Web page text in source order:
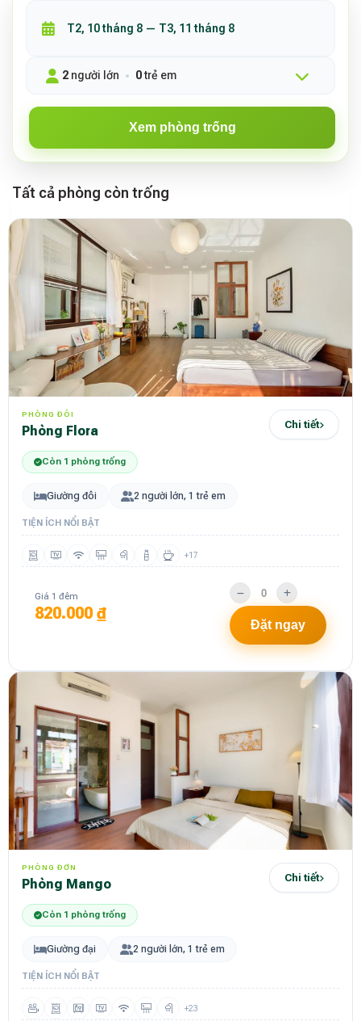
2 người lớn 0trẻ em
Xem phòng trống
Tất cả phòng còn trống
PHÒNG ĐÔI
Phòng Flora Chi tiết
Còn 1 phòng trống
Giường đôi 2 người lớn, 1 trẻ em
TIỆN ÍCH NỔI BẬT
+17
Giá 1 đêm
820.000 ₫
Đặt ngay
PHÒNG ĐƠN
Phòng Mango Chi tiết
Còn 1 phòng trống
Giường đại 2 người lớn, 1 trẻ em
TIỆN ÍCH NỔI BẬT
+23